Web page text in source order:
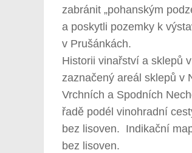
zabránit „pohanským
a poskytli pozemky k
v Prušánkách.
Historii vinařství a sklepů
zaznačený areál sklepů v
Vrchních a Spodních
řadě podél vinohradní
bez lisoven. Indikační
bez lisoven.